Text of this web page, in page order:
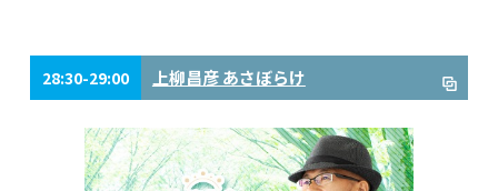
28:30-29:00 上柳昌彦 あさぼらけ